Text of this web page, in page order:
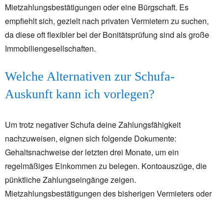
Mietzahlungsbestätigungen oder eine Bürgschaft. Es
empfiehlt sich, gezielt nach privaten Vermietern zu suchen,
da diese oft flexibler bei der Bonitätsprüfung sind als große
Immobiliengesellschaften.
Welche Alternativen zur Schufa-
Auskunft kann ich vorlegen?
Um trotz negativer Schufa deine Zahlungsfähigkeit
nachzuweisen, eignen sich folgende Dokumente:
Gehaltsnachweise der letzten drei Monate, um ein
regelmäßiges Einkommen zu belegen. Kontoauszüge, die
pünktliche Zahlungseingänge zeigen.
Mietzahlungsbestätigungen des bisherigen Vermieters oder